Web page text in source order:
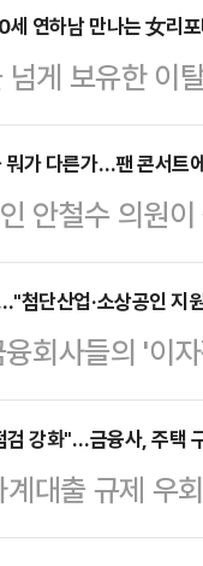
2월 25일
뒤인 2007년
르면 피해
신병 모집 체
현장에 대기
일부 회복한 A
했다"고 진술
연하남 만나는 女리
게 보유한 이
이 화제의 중
인카르도나
와 바이에
에 따르면 인
진 왼쪽)으로
유돼 화제를
하…
가 다른가…팬 콘서트
안철수 의원
르기로 한 이
.안철수 의원
서 시정연설도
판했다.그는 "
람이 있느냐"
냐"고 꼬집었
첨단산업·소상공인 지
회사들의 '이
산업 지원 정책
투자에 나설 수
여의도 모처에
금융위 부위
검 강화"…금융사, 주택
대출 규제 우
했다. 사업자